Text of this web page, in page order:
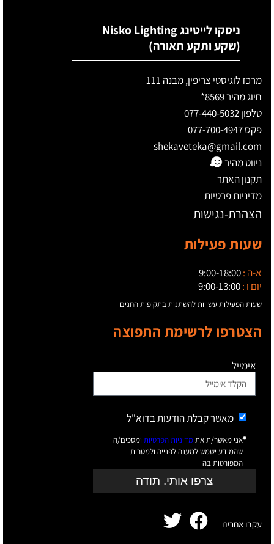
ניסקו לייטינג Nisko Lighting
(שקע ותקע תאורה)
מרכז לוגיסטי צריפין, מבנה 111
חיוג מהיר 8569*
טלפון 077-440-5032
פקס 077-700-4947
shekaveteka@gmail.com
ניווט מהיר
תקנון האתר
מדיניות פרטיות
הצהרת-נגישות
שעות פעילות
א-ה :9:00-18:00
יום ו :9:00-13:00
שעות הפעילות עשויות להשתנות בתקופות החגים
הצטרפו לרשימת התפוצה
אימייל
מאשר קבלת הודעות בדוא"ל
אני מאשר/ת אתמדיניות הפרטיות ומסכים/ה
שהמידע ישמש למענה לפנייה ולמטרות
המפורטות בה
צרפו אותי. תודה
עקבו אחרינו